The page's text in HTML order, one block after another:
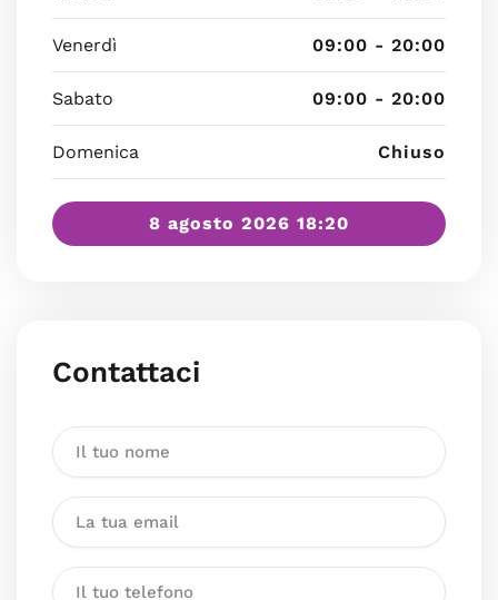
Venerdì 09:00 - 20:00
Sabato 09:00 - 20:00
Domenica Chiuso
8 agosto 2026 18:20
Contattaci